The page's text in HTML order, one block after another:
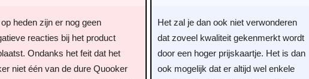
op heden zijn er nog geen
reacties bij het product
Ondanks het feit dat het
niet één van de dure Quooker
Het zal je dan ook niet verwonderen
dat zoveel kwaliteit gekenmerkt wordt
door een hoger prijskaartje. Het is dan
ook mogelijk dat er altijd wel enkele